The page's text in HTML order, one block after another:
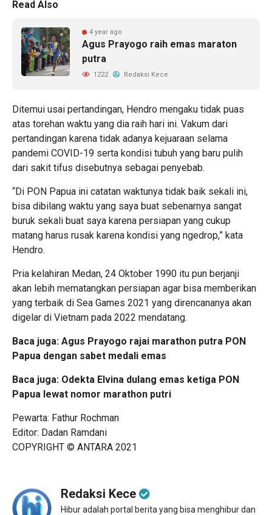
Read Also
4 year ago
Agus Prayogo raih emas maraton
putra
1222 Redaksi Kece
Ditemui usai pertandingan, Hendro mengaku tidak puas
atas torehan waktu yang dia raih hari ini. Vakum dari
pertandingan karena tidak adanya kejuaraan selama
pandemi COVID-19 serta kondisi tubuh yang baru pulih
dari sakit tifus disebutnya sebagai penyebab.
“Di PON Papua ini catatan waktunya tidak baik sekali ini,
bisa dibilang waktu yang saya buat sebenarnya sangat
buruk sekali buat saya karena persiapan yang cukup
matang harus rusak karena kondisi yang ngedrop,” kata
Hendro.
Pria kelahiran Medan, 24 Oktober 1990 itu pun berjanji
akan lebih mematangkan persiapan agar bisa memberikan
yang terbaik di Sea Games 2021 yang direncananya akan
digelar di Vietnam pada 2022 mendatang.
Baca juga: Agus Prayogo rajai marathon putra PON
Papua dengan sabet medali emas
Baca juga: Odekta Elvina dulang emas ketiga PON
Papua lewat nomor marathon putri
Pewarta: Fathur Rochman
Editor: Dadan Ramdani
COPYRIGHT © ANTARA 2021
Redaksi Kece
Hibur adalah portal berita yang bisa menghibur dan